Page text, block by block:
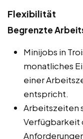
Flexibilität
Begrenzte
Minijobs in
monatliches
einer
entspricht.
Arbeitszeiten
Verfügbarkeit